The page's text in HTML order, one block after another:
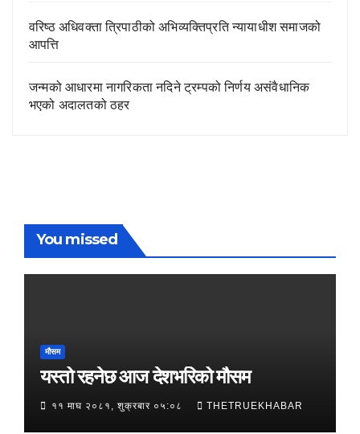
वरिष्ठ अधिवक्ता त्रिपाठीको अभिव्यक्तिप्रति न्यायाधीश समाजको
आपत्ति
जन्मको आधारमा नागरिकता नदिने ट्रम्पको निर्णय असंवैधानिक
भएको अदालतको ठहर
You missed
मौसम
यस्तो रहनेछ आज देशभरिको मौसम
११ माघ २०८१, शुक्रबार ०५:०८ THETRUEKHABAR